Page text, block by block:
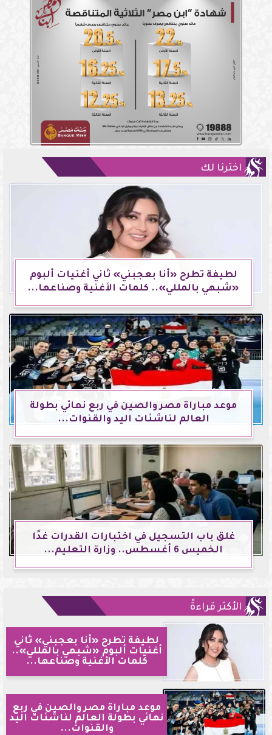
اخترنا لك
لطيفة تطرح «أنا بعجبني» ثاني أغنيات ألبوم
«شبهي بالمللي».. كلمات الأغنية وصناعها...
موعد مباراة مصر والصين في ربع نهائي بطولة
العالم لناشئات اليد والقنوات...
غلق باب التسجيل في اختبارات القدرات غدًا
الخميس 6 أغسطس.. وزارة التعليم...
الأكثر قراءةً
لطيفة تطرح «أنا بعجبني» ثاني
أغنيات ألبوم «شبهي بالمللي»..
كلمات الأغنية وصناعها...
موعد مباراة مصر والصين في ربع
نهائي بطولة العالم لناشئات اليد
والقنوات...